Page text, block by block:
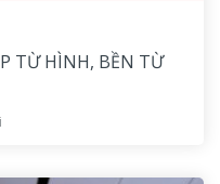
TỪ HÌNH, BỀN TỪ